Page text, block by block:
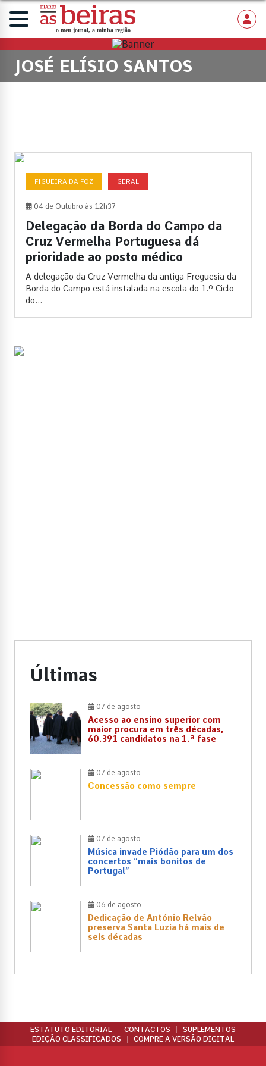
JOSÉ ELÍSIO SANTOS
FIGUEIRA DA FOZ GERAL
04 de Outubro às 12h37
Delegação da Borda do Campo da
Cruz Vermelha Portuguesa dá
prioridade ao posto médico
A delegação da Cruz Vermelha da antiga Freguesia da
Borda do Campo está instalada na escola do 1.º Ciclo
do...
Últimas
07 de agosto
Acesso ao ensino superior com
maior procura em três décadas,
60.391 candidatos na 1.ª fase
07 de agosto
Concessão como sempre
07 de agosto
Música invade Piódão para um dos
concertos “mais bonitos de
Portugal”
06 de agosto
Dedicação de António Relvão
preserva Santa Luzia há mais de
seis décadas
ESTATUTO EDITORIAL CONTACTOS
SUPLEMENTOS
EDIÇÃO CLASSIFICADOS
COMPRE A VERSÃO DIGITAL